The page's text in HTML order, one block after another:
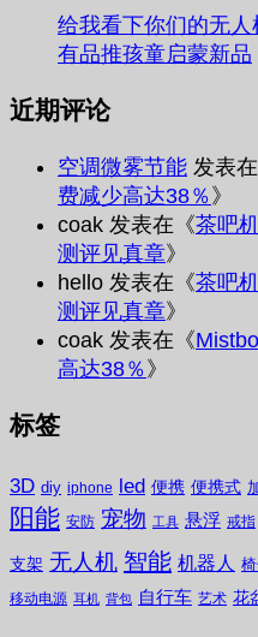
给我看下你们的无
有品推孩童启蒙新品
近期评论
空调微雾节能 发表
费减少高达38％》
coak 发表在《茶吧
测评见真章》
hello 发表在《茶吧
测评见真章》
coak 发表在《
高达38％》
标签
3D diy iphone led 便携 便携式
阳能 安防 宠物 工具 悬浮 戒指
支架 无人机 智能 机器人
移动电源 耳机 背包 自行车 艺术 花